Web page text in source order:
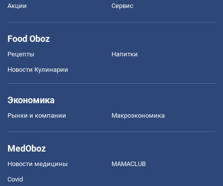
Акции Сервис
Food Oboz
Рецепты Напитки
Новости Кулинарии
Экономика
Рынки и компании Mакроэкономика
MedOboz
Новости медицины MAMACLUB
Covid